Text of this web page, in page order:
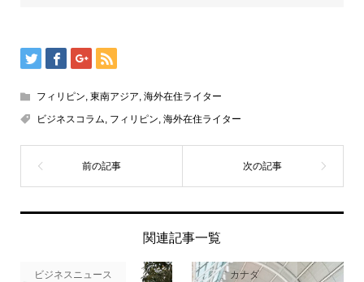
フィリピン, 東南アジア, 海外在住ライター
ビジネスコラム, フィリピン, 海外在住ライター
関連記事一覧
ビジネスニュース カナダ